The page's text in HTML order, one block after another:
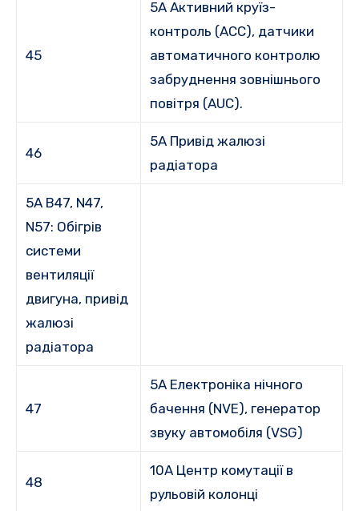
45
5A Активний круїз-
контроль (ACC), датчики
автоматичного контролю
забруднення зовнішнього
повітря (AUC).
46
5А Привід жалюзі
радіатора
5A B47, N47,
N57: Обігрів
системи
вентиляції
двигуна, привід
жалюзі
радіатора
47
5A Електроніка нічного
бачення (NVE), генератор
звуку автомобіля (VSG)
48
10А Центр комутації в
рульовій колонці